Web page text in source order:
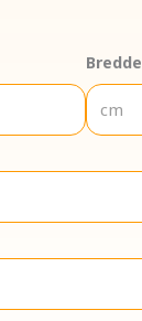
Bredde